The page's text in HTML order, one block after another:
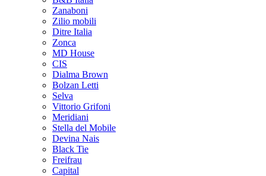
Zanaboni
Zilio mobili
Ditre Italia
Zonca
MD House
CIS
Dialma Brown
Bolzan Letti
Selva
Vittorio Grifoni
Meridiani
Stella del Mobile
Devina Nais
Black Tie
Freifrau
Capital